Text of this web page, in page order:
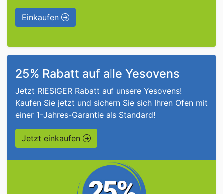
Einkaufen
25% Rabatt auf alle Yesovens
Jetzt RIESIGER Rabatt auf unsere Yesovens!
Kaufen Sie jetzt und sichern Sie sich Ihren Ofen mit
einer 1-Jahres-Garantie als Standard!
Jetzt einkaufen